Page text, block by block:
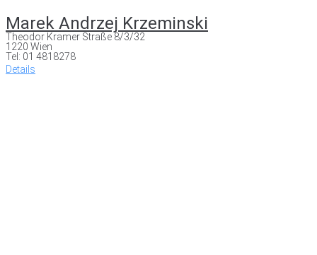
Marek Andrzej Krzeminski
Theodor Kramer Straße 8/3/32
1220 Wien
Tel: 01 4818278
Details